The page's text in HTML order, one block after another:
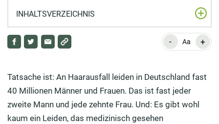
INHALTSVERZEICHNIS
Welche Methoden können den Haarausfall
Wie lässt Testosteron die Haarwurzeln verhungern?
Hilft Shampoo zur Vorbeugung von Haarausfall?
Hilft Finasterid beim Haarwachstum?
- Aa +
Tatsache ist: An Haarausfall leiden in Deutschland fast
40 Millionen Männer und Frauen. Das ist fast jeder
zweite Mann und jede zehnte Frau. Und: Es gibt wohl
kaum ein Leiden, das medizinisch gesehen